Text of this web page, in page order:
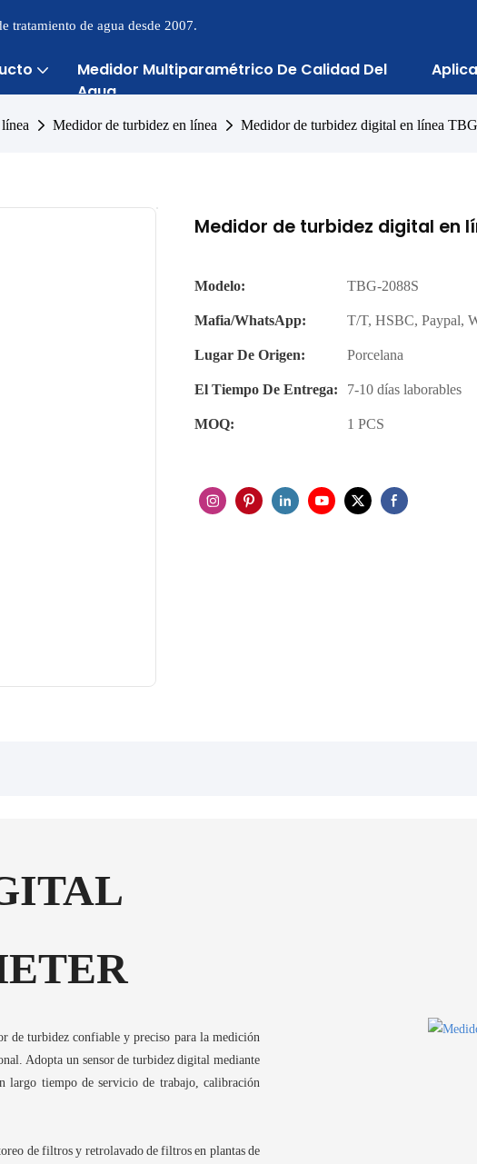
tratamiento de agua desde 2007.
Medidor Multiparamétrico De Calidad Del
Agua
Medidor de turbidez en línea Medidor de turbidez digital en línea
Medidor de turbidez digital en
Modelo:
TBG-2088S
Mafia/WhatsApp:
T/T, HSBC, Paypal,
Lugar De Origen:
Porcelana
El Tiempo De Entrega:
7-10 días laborables
MOQ:
1 PCS
de turbidez confiable y preciso para la medición
Adopta un sensor de turbidez digital mediante
largo tiempo de servicio de trabajo, calibración
de filtros y retrolavado de filtros en plantas de